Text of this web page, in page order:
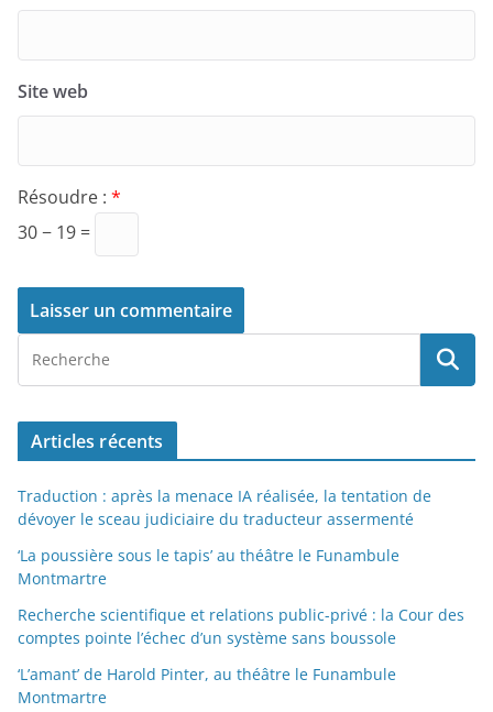
Site web
Résoudre : *
30 − 19 =
Articles récents
Traduction : après la menace IA réalisée, la tentation de
dévoyer le sceau judiciaire du traducteur assermenté
‘La poussière sous le tapis’ au théâtre le Funambule
Montmartre
Recherche scientifique et relations public-privé : la Cour des
comptes pointe l’échec d’un système sans boussole
‘L’amant’ de Harold Pinter, au théâtre le Funambule
Montmartre